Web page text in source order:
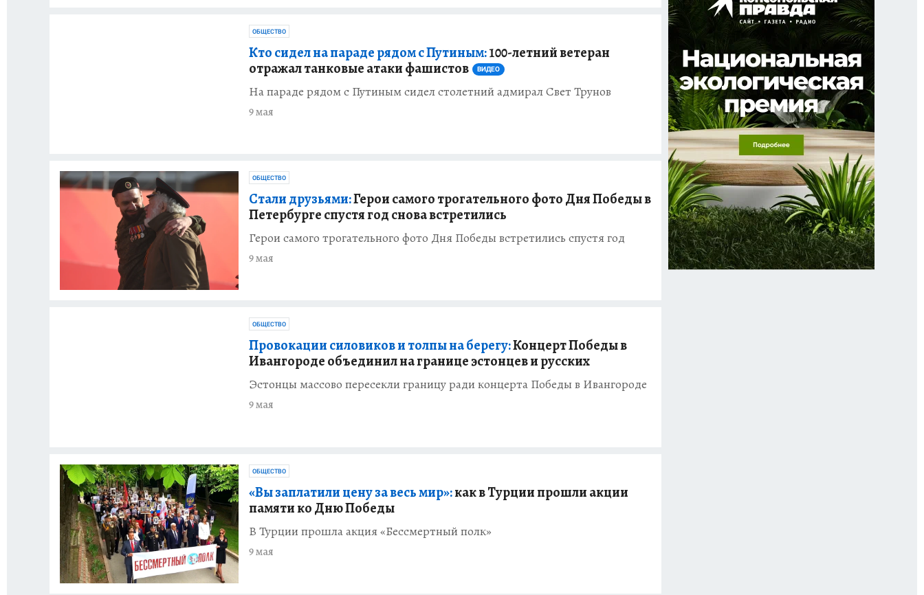
ОБЩЕСТВО
Кто сидел на параде рядом с Путиным:100-летний ветеран
отражал танковые атаки фашистов
ВИДЕО
На параде рядом с Путиным сидел столетний адмирал Свет Трунов
9 мая
ОБЩЕСТВО
Стали друзьями:Герои самого трогательного фото Дня Победы в
Петербурге спустя год снова встретились
Герои самого трогательного фото Дня Победы встретились спустя год
9 мая
ОБЩЕСТВО
Провокации силовиков и толпы на берегу:Концерт Победы в
Ивангороде объединил на границе эстонцев и русских
Эстонцы массово пересекли границу ради концерта Победы в Ивангороде
9 мая
ОБЩЕСТВО
«Вы заплатили цену за весь мир»:как в Турции прошли акции
памяти ко Дню Победы
В Турции прошла акция «Бессмертный полк»
9 мая